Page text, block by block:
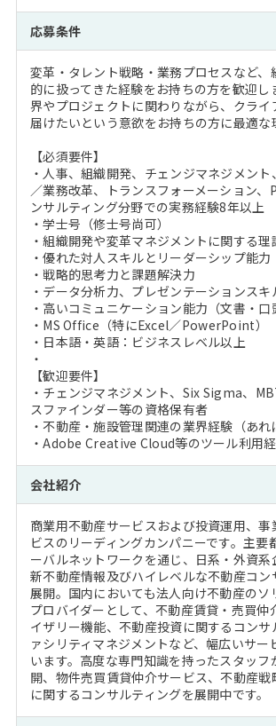
応募条件
変革・タレント戦略・業務プロセスなど、
的に扱ってきた経験をお持ちの方を歓迎し
界やプロジェクトに関わりながら、クライ
届けたいという意欲をお持ちの方に最適な
【必須要件】
・人事、組織開発、チェンジマネジメン
／業務改革、トランスフォーメーション、
ンサルティング分野での実務経験8年以上
・学士号（修士号尚可）
・組織開発や変革マネジメントに関する
・優れた対人スキルとリーダーシップ能力
・戦略的思考力と課題解決力
・データ分析力、プレゼンテーションスキ
・高いコミュニケーション能力（文書・口
・MS Office（特にExcel／PowerPoint）
・日本語・英語：ビジネスレベル以上
・
【歓迎要件】
・チェンジマネジメント、Six Sigma、
スファインダー等の資格保有者
・不動産・施設管理関連の業界経験（あれ
・Adobe Creative Cloud等のツール利用
会社紹介
商業用不動産サービスおよび投資運用、事
ビスのリーディングカンパニーです。主要
ーバルネットワークを通じ、日系・外資系
新不動産情報及びハイレベルな不動産コン
展開。国内においても法人向け不動産のソ
プロバイダーとして、不動産賃貸・売買仲
イザリー機能、不動産投資に関するコンサ
ァシリティマネジメントなど、幅広いサー
います。高度な専門知識を持ったスタッフ
開、物件売買賃貸仲介サービス、不動産戦
に関するコンサルティングを展開中です。